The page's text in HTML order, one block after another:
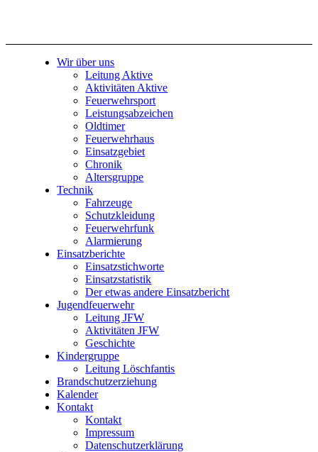
Wir über uns
Leitung Aktive
Aktivitäten Aktive
Feuerwehrsport
Leistungsabzeichen
Oldtimer
Feuerwehrhaus
Einsatzgebiet
Chronik
Altersgruppe
Technik
Fahrzeuge
Schutzkleidung
Feuerwehrfunk
Alarmierung
Einsatzberichte
Einsatzstichworte
Einsatzstatistik
Der etwas andere Einsatzbericht
Jugendfeuerwehr
Leitung JFW
Aktivitäten JFW
Geschichte
Kindergruppe
Leitung Löschfantis
Brandschutzerziehung
Kalender
Kontakt
Kontakt
Impressum
Datenschutzerklärung